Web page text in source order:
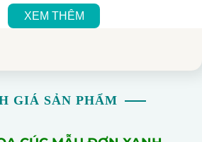
1 giờ. Nhận decor theo mẫu đa
phí cho đơn hàng. Cam kết hoa
dễ bảo quản và duy trì hình
Tặng ý nghĩa và tinh tế trong
XEM THÊM
GIÁ SẢN PHẨM